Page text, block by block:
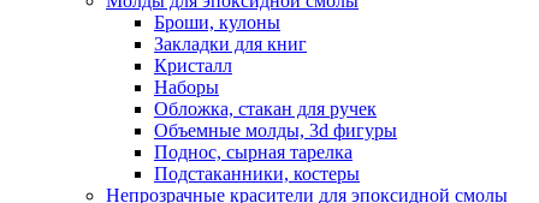
Броши, кулоны
Закладки для книг
Кристалл
Наборы
Обложка, стакан для ручек
Объемные молды, 3d фигуры
Поднос, сырная тарелка
Подстаканники, костеры
Непрозрачные красители для эпоксидной смолы